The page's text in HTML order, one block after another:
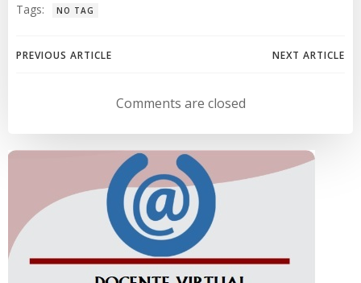
Tags: NO TAG
Navegación
entradas
PREVIOUS ARTICLE
Navegación
de
entradas
NEXT ARTICLE
Comments are closed